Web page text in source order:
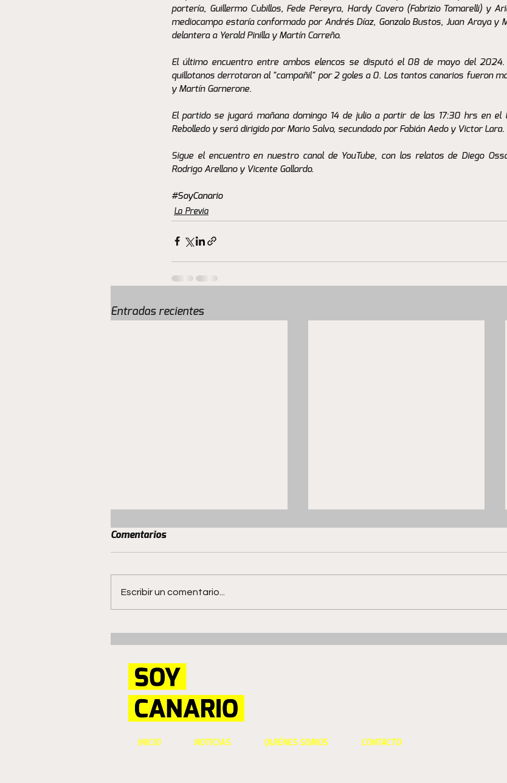
portería, Guillermo Cubillos, Fede Pereyra, Hardy Cavero (Fabrizio Tomarelli) y
mediocampo estaría conformado por Andrés Díaz, Gonzalo Bustos, Juan Araya y
delantera a Yerald Pinilla y Martín Carreño.
El último encuentro entre ambos elencos se disputó el 08 de mayo del 2024.
quillotanos derrotaron al "campañil" por 2 goles a 0. Los tantos canarios fueron
y Martín Garnerone.
El partido se jugará mañana domingo 14 de julio a partir de las 17:30 hrs en el
Rebolledo y será dirigido por Mario Salvo, secundado por Fabián Aedo y Victor Lara.
Sigue el encuentro en nuestro canal de YouTube, con los relatos de Diego
Rodrigo Arellano y Vicente Gallardo.
#SoyCanario
La Previa
Entradas recientes
Comentarios
Escribir un comentario...
INICIO NOTICIAS QUIÉNES SOMOS CONTACTO